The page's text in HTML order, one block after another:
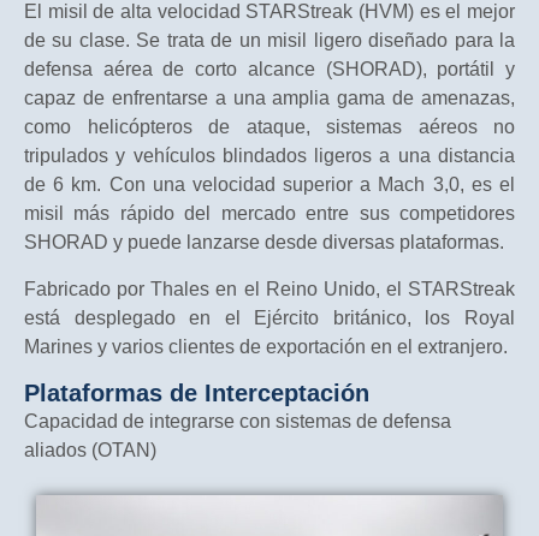
El misil de alta velocidad STARStreak (HVM) es el mejor
de su clase. Se trata de un misil ligero diseñado para la
defensa aérea de corto alcance (SHORAD), portátil y
capaz de enfrentarse a una amplia gama de amenazas,
como helicópteros de ataque, sistemas aéreos no
tripulados y vehículos blindados ligeros a una distancia
de 6 km. Con una velocidad superior a Mach 3,0, es el
misil más rápido del mercado entre sus competidores
SHORAD y puede lanzarse desde diversas plataformas.
Fabricado por Thales en el Reino Unido, el STARStreak
está desplegado en el Ejército británico, los Royal
Marines y varios clientes de exportación en el extranjero.
Plataformas de Interceptación
Capacidad de integrarse con sistemas de defensa
aliados (OTAN)